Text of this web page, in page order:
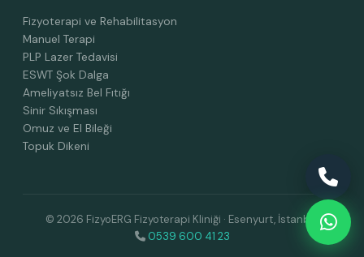
Fizyoterapi ve Rehabilitasyon
Manuel Terapi
PLP Lazer Tedavisi
ESWT Şok Dalga
Ameliyatsız Bel Fıtığı
Sinir Sıkışması
Omuz ve El Bileği
Topuk Dikeni
© 2026 FizyoERG Fizyoterapi Kliniği · Esenyurt, İstanbul
0539 600 41 23